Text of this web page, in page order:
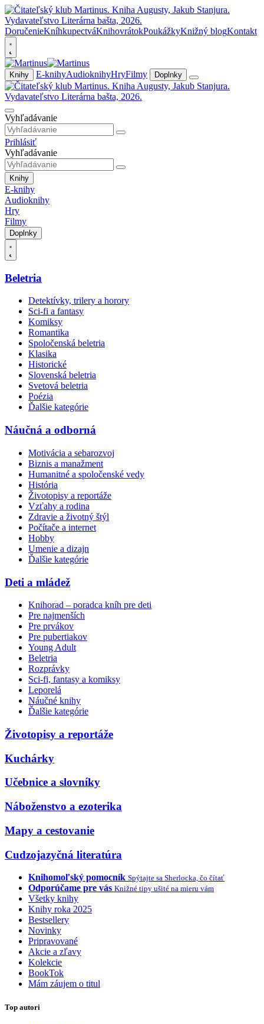
DoručenieKníhkupectváKnihovrátokPoukážkyKnižný blogKontakt
Knihy E-knihyAudioknihyHryFilmy Doplnky
Vyhľadávanie
Prihlásiť
Vyhľadávanie
Knihy
E-knihy
Audioknihy
Hry
Filmy
Doplnky
Beletria
Detektívky, trilery a horory
Sci-fi a fantasy
Komiksy
Romantika
Spoločenská beletria
Klasika
Historické
Slovenská beletria
Svetová beletria
Poézia
Ďalšie kategórie
Náučná a odborná
Motivácia a sebarozvoj
Biznis a manažment
Humanitné a spoločenské vedy
História
Životopisy a reportáže
Vzťahy a rodina
Zdravie a životný štýl
Počítače a internet
Hobby
Umenie a dizajn
Ďalšie kategórie
Deti a mládež
Knihorad – poradca kníh pre deti
Pre najmenších
Pre prvákov
Pre pubertiakov
Young Adult
Beletria
Rozprávky
Sci-fi, fantasy a komiksy
Leporelá
Náučné knihy
Ďalšie kategórie
Životopisy a reportáže
Kuchárky
Učebnice a slovníky
Náboženstvo a ezoterika
Mapy a cestovanie
Cudzojazyčná literatúra
Knihomoľský pomocník Spýtajte sa Sherlocka, čo čítať
Odporúčame pre vás Knižné tipy ušité na mieru vám
Všetky knihy
Knihy roka 2025
Bestsellery
Novinky
Pripravované
Akcie a zľavy
Kolekcie
BookTok
Mám záujem o titul
Top autori